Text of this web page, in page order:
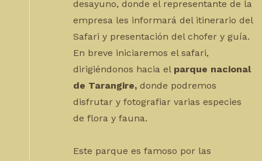
desayuno, donde el representante de la
empresa les informará del itinerario del
Safari y presentación del chofer y guía.
En breve iniciaremos el safari,
dirigiéndonos hacia el parque nacional
de Tarangire, donde podremos
disfrutar y fotografiar varias especies
de flora y fauna.
Este parque es famoso por las